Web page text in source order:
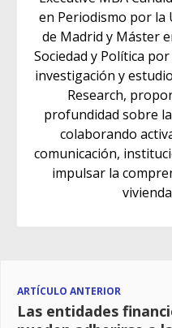
en Periodismo por la
de Madrid y Máster
Sociedad y Política
investigación y
Research,
profundidad sobre
colaborando
comunicación,
impulsar la
ARTÍCULO ANTERIOR
Las entidades